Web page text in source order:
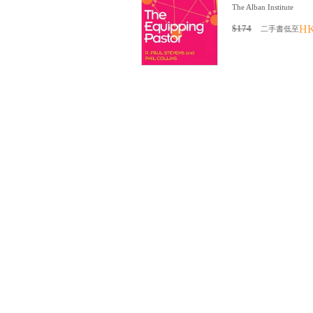
The Alban Institute
$174 二手書低至